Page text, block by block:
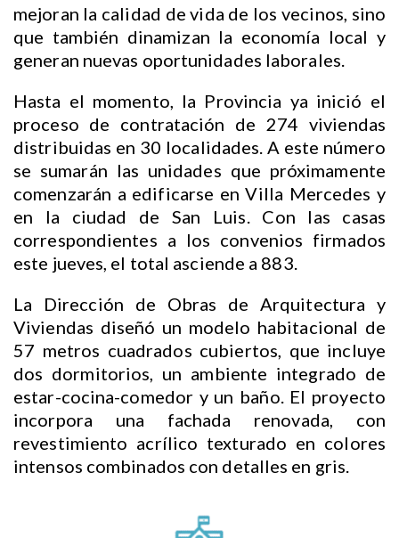
mejoran la calidad de vida de los vecinos, sino
que también dinamizan la economía local y
generan nuevas oportunidades laborales.
Hasta el momento, la Provincia ya inició el
proceso de contratación de 274 viviendas
distribuidas en 30 localidades. A este número
se sumarán las unidades que próximamente
comenzarán a edificarse en Villa Mercedes y
en la ciudad de San Luis. Con las casas
correspondientes a los convenios firmados
este jueves, el total asciende a 883.
La Dirección de Obras de Arquitectura y
Viviendas diseñó un modelo habitacional de
57 metros cuadrados cubiertos, que incluye
dos dormitorios, un ambiente integrado de
estar-cocina-comedor y un baño. El proyecto
incorpora una fachada renovada, con
revestimiento acrílico texturado en colores
intensos combinados con detalles en gris.